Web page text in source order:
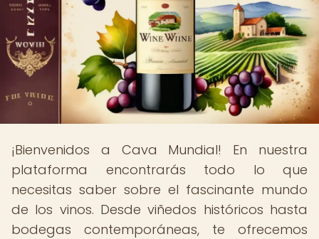
¡Bienvenidos a Cava Mundial! En nuestra
plataforma encontrarás todo lo que
necesitas saber sobre el fascinante mundo
de los vinos. Desde viñedos históricos hasta
bodegas contemporáneas, te ofrecemos